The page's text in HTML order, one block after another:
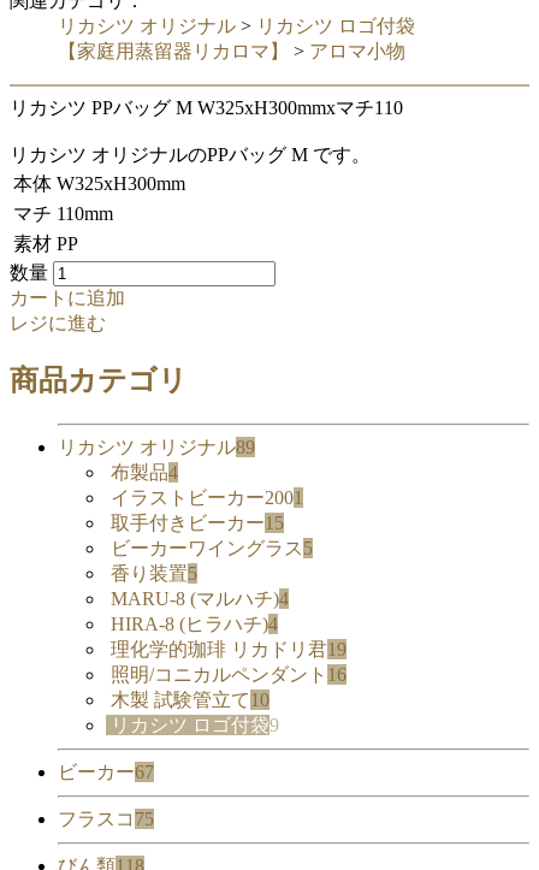
リカシツ オリジナル > リカシツ ロゴ付袋
【家庭用蒸留器リカロマ】
> アロマ小物
リカシツ PPバッグ M W325xH300mmxマチ110
リカシツ オリジナルのPPバッグ M です。
本体 W325xH300mm
マチ 110mm
素材 PP
数量
カートに追加
レジに進む
商品カテゴリ
リカシツ オリジナル89
布製品4
イラストビーカー2001
取手付きビーカー15
ビーカーワイングラス 5
香り装置5
MARU-8 (マルハチ)4
HIRA-8 (ヒラハチ)4
理化学的珈琲 リカドリ君19
照明/コニカルペンダント 16
木製 試験管立て 10
リカシツ ロゴ付袋9
ビーカー67
フラスコ 75
びん類118